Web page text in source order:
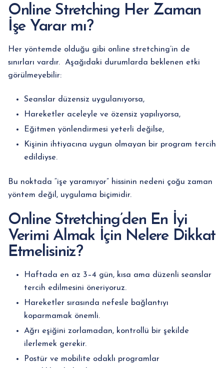
Online Stretching Her Zaman
İşe Yarar mı?
Her yöntemde olduğu gibi online stretching’in de
sınırları vardır. Aşağıdaki durumlarda beklenen etki
görülmeyebilir:
Seanslar düzensiz uygulanıyorsa,
Hareketler aceleyle ve özensiz yapılıyorsa,
Eğitmen yönlendirmesi yeterli değilse,
Kişinin ihtiyacına uygun olmayan bir program tercih
edildiyse.
Bu noktada “işe yaramıyor” hissinin nedeni çoğu zaman
yöntem değil, uygulama biçimidir.
Online Stretching’den En İyi
Verimi Almak İçin Nelere Dikkat
Etmelisiniz?
Haftada en az 3–4 gün, kısa ama düzenli seanslar
tercih edilmesini öneriyoruz.
Hareketler sırasında nefesle bağlantıyı
koparmamak önemli.
Ağrı eşiğini zorlamadan, kontrollü bir şekilde
ilerlemek gerekir.
Postür ve mobilite odaklı programlar